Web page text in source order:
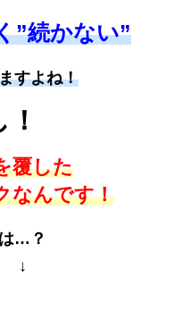
”続かない”
すよね！
覆した
なんです！
…？
↓